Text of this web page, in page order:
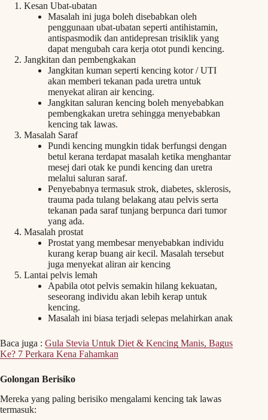
Kesan Ubat-ubatan
Masalah ini juga boleh disebabkan oleh
penggunaan ubat-ubatan seperti antihistamin,
antispasmodik dan antidepresan trisiklik yang
dapat mengubah cara kerja otot pundi kencing.
Jangkitan dan pembengkakan
Jangkitan kuman seperti kencing kotor / UTI
akan memberi tekanan pada uretra untuk
menyekat aliran air kencing.
Jangkitan saluran kencing boleh menyebabkan
pembengkakan uretra sehingga menyebabkan
kencing tak lawas.
Masalah Saraf
Pundi kencing mungkin tidak berfungsi dengan
betul kerana terdapat masalah ketika menghantar
mesej dari otak ke pundi kencing dan uretra
melalui saluran saraf.
Penyebabnya termasuk strok, diabetes, sklerosis,
trauma pada tulang belakang atau pelvis serta
tekanan pada saraf tunjang berpunca dari tumor
yang ada.
Masalah prostat
Prostat yang membesar menyebabkan individu
kurang kerap buang air kecil. Masalah tersebut
juga menyekat aliran air kencing
Lantai pelvis lemah
Apabila otot pelvis semakin hilang kekuatan,
seseorang individu akan lebih kerap untuk
kencing.
Masalah ini biasa terjadi selepas melahirkan anak
Baca juga : Gula Stevia Untuk Diet & Kencing Manis, Bagus
Ke? 7 Perkara Kena Fahamkan
Golongan Berisiko
Mereka yang paling berisiko mengalami kencing tak lawas
termasuk: